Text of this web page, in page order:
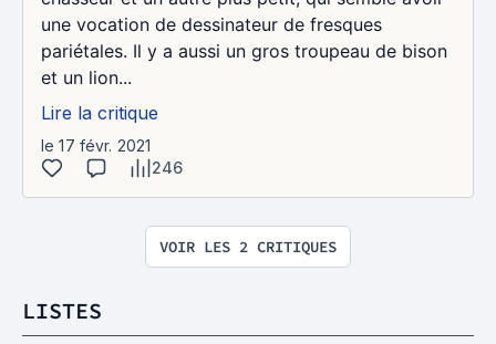
une vocation de dessinateur de fresques
pariétales. Il y a aussi un gros troupeau de bison
et un lion...
Lire la critique
le 17 févr. 2021
246
VOIR LES 2 CRITIQUES
LISTES